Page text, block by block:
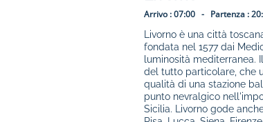
Arrivo :07:00 - Partenza :
Livorno è una città
fondata nel 1577 dai
luminosità mediterranea.
del tutto particolare, che
qualità di una stazione
punto nevralgico
Sicilia. Livorno gode